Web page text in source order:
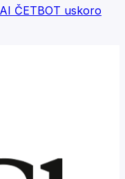
ČETBOT uskoro